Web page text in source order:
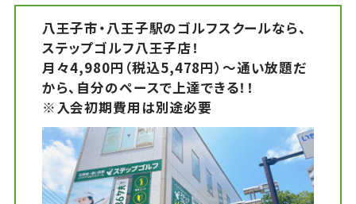
八王子市・八王子駅のゴルフスクールなら、
ステップゴルフ八王子店！
月々4,980円（税込5,478円）～通い放題だ
から、自分のペースで上達できる！！
※入会初期費用は別途必要